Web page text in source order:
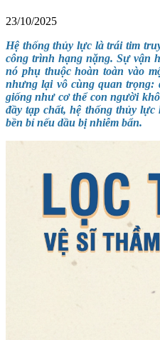
23/10/2025
Hệ thống thủy lực là trái tim
công trình hạng nặng. Sự vận
nó phụ thuộc hoàn toàn vào
nhưng lại vô cùng quan trọng:
giống như cơ thể con người
đầy tạp chất, hệ thống thủy
bền bỉ nếu dầu bị nhiễm bẩn.